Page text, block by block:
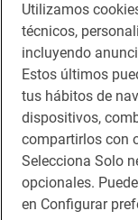
Utilizamos
técnicos,
incluyendo
Estos últimos
tus hábitos de
dispositivos,
compartirlos con
Selecciona Solo
opcionales.
en Configurar